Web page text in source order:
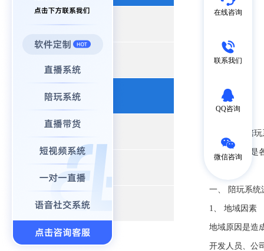
行业新闻
开发资讯
App开发
小程序开发
高端建站
“定制开发陪
价，大家都
一、 陪玩系统
1、 地域因素
地域原因是造
开发人员、公
在线咨询
联系我们
QQ咨询
微信咨询